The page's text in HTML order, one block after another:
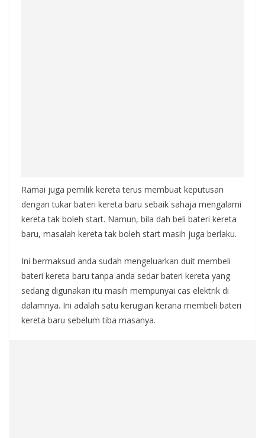
Ramai juga pemilik kereta terus membuat keputusan
dengan tukar bateri kereta baru sebaik sahaja mengalami
kereta tak boleh start. Namun, bila dah beli bateri kereta
baru, masalah kereta tak boleh start masih juga berlaku.
Ini bermaksud anda sudah mengeluarkan duit membeli
bateri kereta baru tanpa anda sedar bateri kereta yang
sedang digunakan itu masih mempunyai cas elektrik di
dalamnya. Ini adalah satu kerugian kerana membeli bateri
kereta baru sebelum tiba masanya.